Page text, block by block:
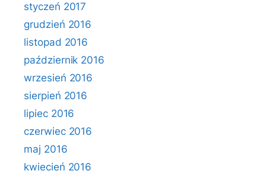
styczeń 2017
grudzień 2016
listopad 2016
październik 2016
wrzesień 2016
sierpień 2016
lipiec 2016
czerwiec 2016
maj 2016
kwiecień 2016